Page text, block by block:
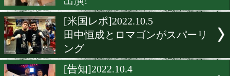
田中恒成rscコラボグッズ
限定価格販売!
[告知]2022.12.6
今月の東京ネットラジオは